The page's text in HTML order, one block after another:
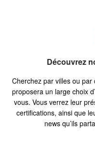
Découvrez
Cherchez par villes ou
proposera un large choix
vous. Vous verrez leur
certifications, ainsi que
news qu’ils